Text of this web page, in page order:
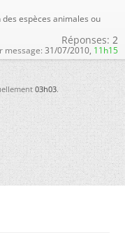
espèces animales ou
Réponses: 2
message: 31/07/2010, 11h15
03h03.